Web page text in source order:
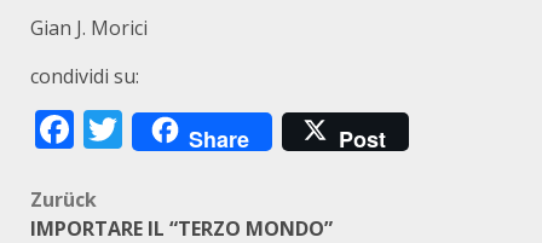
Gian J. Morici
condividi su:
Facebook
Twitter
Share Post
Beitragsnavigation
Zurück
IMPORTARE IL “TERZO MONDO”